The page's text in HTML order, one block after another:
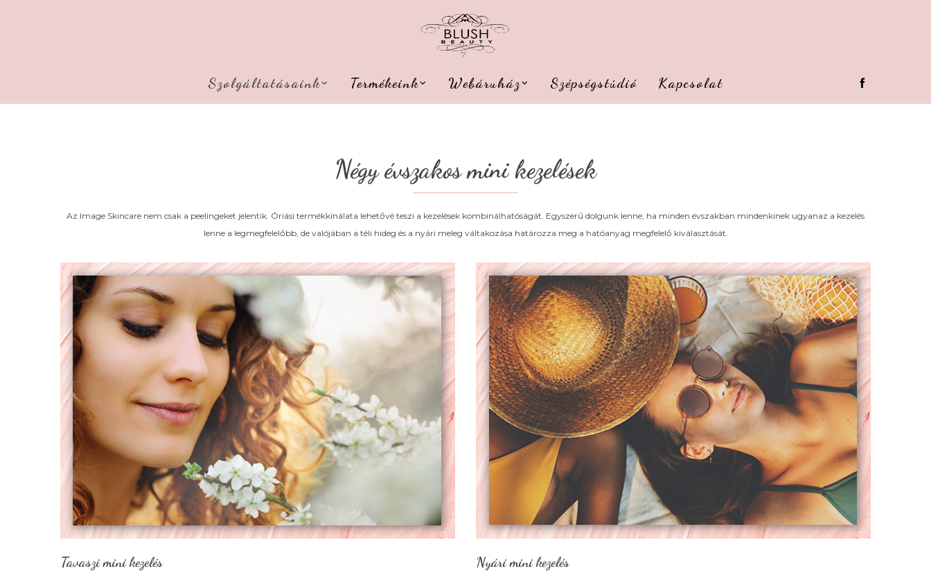
Szolgáltatásaink Termékeink Webáruház Szépségstúdió Kapcsolat
Négy évszakos mini kezelések
Az Image Skincare nem csak a peelingeket jelentik. Óriási termékkínálata lehetővé teszi a kezelések kombinálhatóságát. Egyszerű dolgunk lenne, ha minden évszakban mindenkinek ugyanaz a kezelés
lenne a legmegfelelőbb, de valójában a téli hideg és a nyári meleg váltakozása határozza meg a hatóanyag megfelelő kiválasztását.
Tavaszi mini kezelés Nyári mini kezelés